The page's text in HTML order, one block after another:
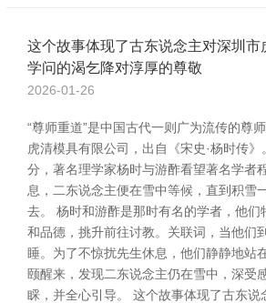
这个故事体现了古东说念主对深圳市
学问的渴乞降对淳厚的尊敬
2026-01-26
“尊师重道”是中国古代一则广为流传的尊
虎清模具有限公司，出自《宋史·杨时传
分，著名理学家杨时与游酢看望著名学者
息，二东说念主便在雪中等候，直到积雪
去。 杨时和游酢是那时有名的学者，他们
和品德，挑升前往讨教。关联词，当他们
睡。为了不惊扰先生休息，他们静静地站
颐醒来，发现二东说念主仍在雪中，深受
睬，并全心引导。 这个故事体现了古东说